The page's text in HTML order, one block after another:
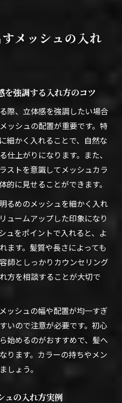
メッシュの入れ
を強調する入れ方のコツ
際、立体感を強調したい場合
ッシュの配置が重要です。特
細かく入れることで、自然な
仕上がりになります。また、
ストを意識してメッシュカラ
的に見せることができます。
るめのメッシュを細かく入れ
ュームアップした印象になり
ュをポイントで入れると、よ
ます。髪質や長さによっても
師としっかりカウンセリング
方を相談することが大切で
ッシュの幅や配置が均一すぎ
いので注意が必要です。初心
始めるのがおすすめで、髪へ
ります。カラーの持ちやメン
しょう。
ュの入れ方実例